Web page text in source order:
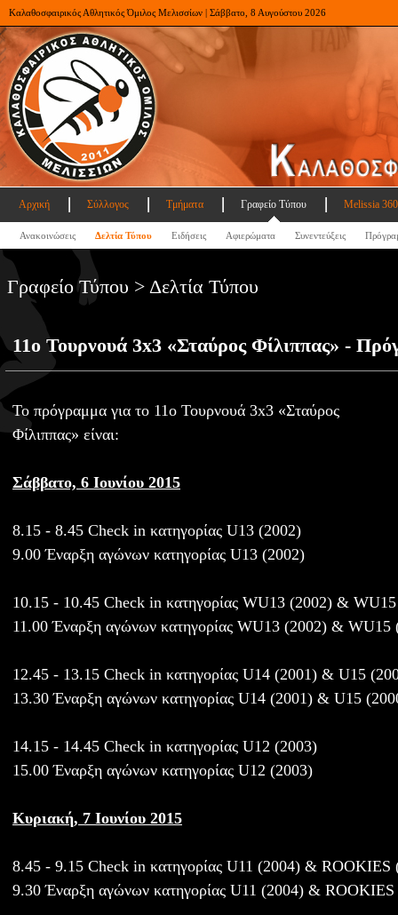
Καλαθοσφαιρικός Αθλητικός Όμιλος Μελισσίων | Σάββατο, 8 Αυγούστου 2026
Αρχική Σύλλογος Τμήματα Γραφείο Τύπου Melissia
Ανακοινώσεις Δελτία Τύπου Ειδήσεις Αφιερώματα Συνεντεύξεις
Γραφείο Τύπου > Δελτία Τύπου
11ο Τουρνουά 3x3 «Σταύρος Φίλιππας» -
Το πρόγραμμα για το 11ο Τουρνουά 3x3 «Σταύρος
Φίλιππας» είναι:
Σάββατο, 6 Ιουνίου 2015
8.15 - 8.45 Check in κατηγορίας U13 (2002)
9.00 Έναρξη αγώνων κατηγορίας U13 (2002)
10.15 - 10.45 Check in κατηγορίας WU13 (2002) &
11.00 Έναρξη αγώνων κατηγορίας WU13 (2002) & WU15
12.45 - 13.15 Check in κατηγορίας U14 (2001) & U15
13.30 Έναρξη αγώνων κατηγορίας U14 (2001) & U15
14.15 - 14.45 Check in κατηγορίας U12 (2003)
15.00 Έναρξη αγώνων κατηγορίας U12 (2003)
Κυριακή, 7 Ιουνίου 2015
8.45 - 9.15 Check in κατηγορίας U11 (2004) & ROOKIES
9.30 Έναρξη αγώνων κατηγορίας U11 (2004) &